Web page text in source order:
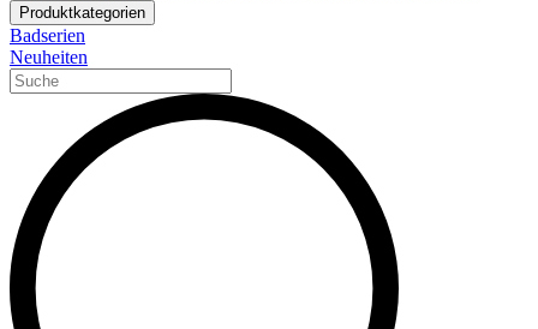
Produktkategorien
Badserien
Neuheiten